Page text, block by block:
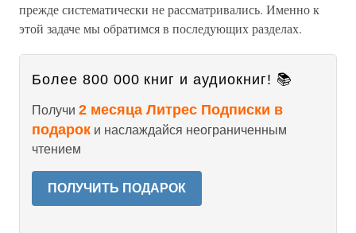
прежде систематически не рассматривались. Именно к
этой задаче мы обратимся в последующих разделах.
Более 800 000 книг и аудиокниг! 📚
Получи 2 месяца Литрес Подписки в
подарок и наслаждайся неограниченным
чтением
ПОЛУЧИТЬ ПОДАРОК